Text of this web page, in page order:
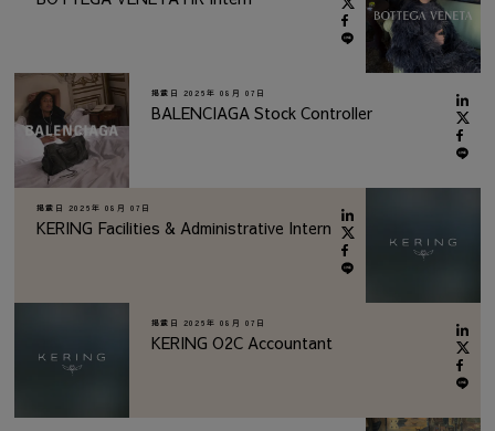
掲載日 2026年 08月 07日
BALENCIAGA Stock Controller
掲載日 2026年 08月 07日
KERING Facilities & Administrative Intern
掲載日 2026年 08月 07日
KERING O2C Accountant